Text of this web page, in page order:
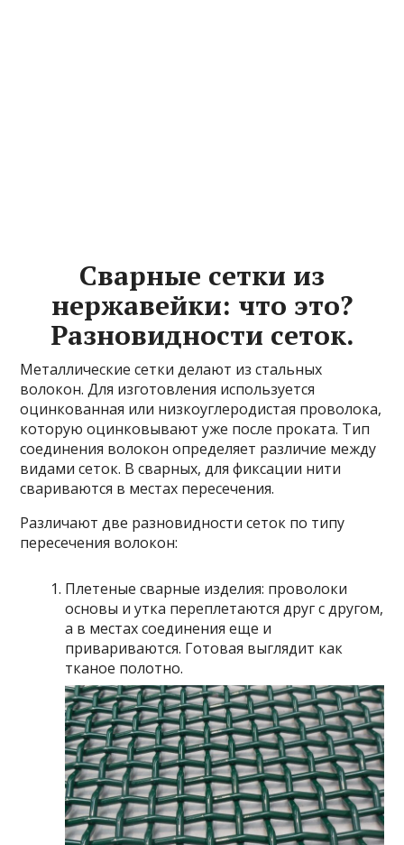
Сварные сетки из
нержавейки: что это?
Разновидности сеток.
Металлические сетки делают из стальных
волокон. Для изготовления используется
оцинкованная или низкоуглеродистая проволока,
которую оцинковывают уже после проката. Тип
соединения волокон определяет различие между
видами сеток. В сварных, для фиксации нити
свариваются в местах пересечения.
Различают две разновидности сеток по типу
пересечения волокон:
Плетеные сварные изделия: проволоки
основы и утка переплетаются друг с другом,
а в местах соединения еще и
привариваются. Готовая выглядит как
тканое полотно.